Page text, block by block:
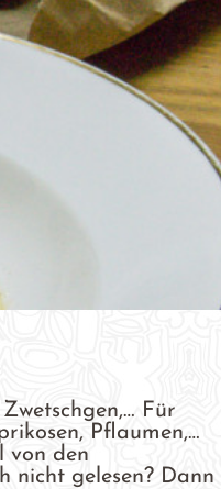
Für
Pflaumen,…
von den
nicht gelesen?